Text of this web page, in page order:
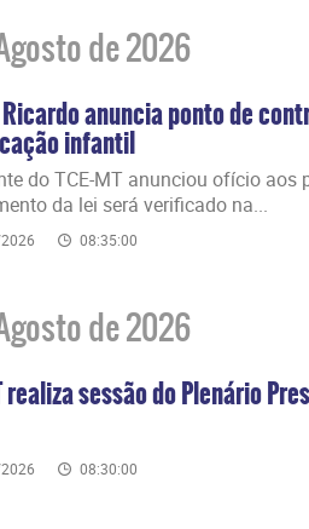
de 2026
anuncia ponto de
infantil
do TCE-MT anunciou ofício aos
da lei será verificado na...
08:35:00
de 2026
realiza sessão do Plenário
08:30:00